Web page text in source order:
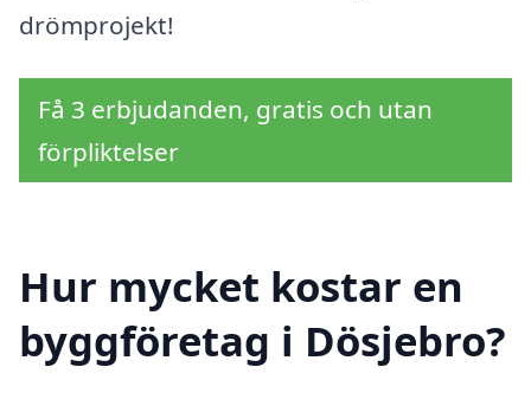
drömprojekt!
Få 3 erbjudanden, gratis och utan
förpliktelser
Hur mycket kostar en
byggföretag i Dösjebro?